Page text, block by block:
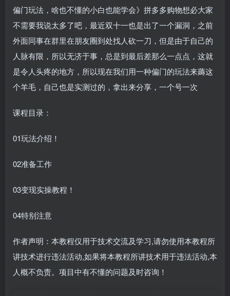
偏门玩法，啥也不懂的小白也能学会》拼多多购物想必大家
不需要我说太多了吧，最近双十一也是出了一个漏洞，之前
外面同事在群里在朋友圈到处找人砍一刀，但是由于自己的
人脉有限，所以无济于事，总是到最后差那么一点点，这就
是令人头疼的地方，所以现在我们用一种偏门的玩法来薅这
个羊毛，自己也是实测过的，拿出来分享，一个号一次
课程目录：
01玩法介绍！
02准备工作
03变现实操教程！
04特别注意
作者声明：本教程仅用于技术交流及学习,请勿使用本教程所
讲技术进行违法活动,如果将本教程所讲技术用于违法活动,本
人概不负责。项目中有不懂的问题及时咨询！